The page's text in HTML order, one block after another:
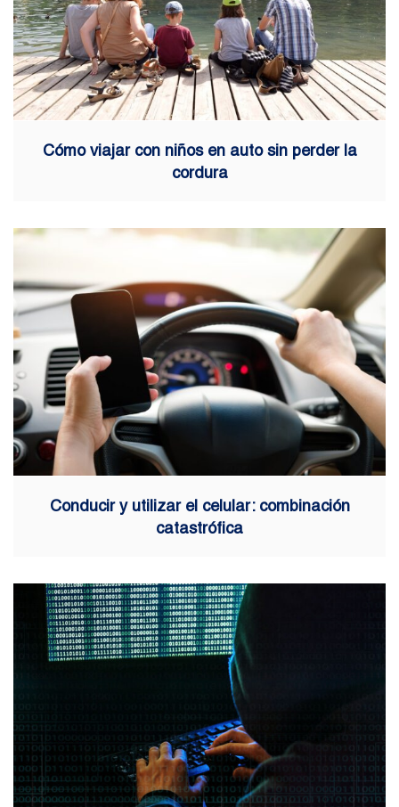
Cómo viajar con niños en auto sin perder la
cordura
Conducir y utilizar el celular: combinación
catastrófica